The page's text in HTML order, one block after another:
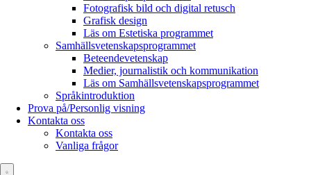
Fotografisk bild och digital retusch
Grafisk design
Läs om Estetiska programmet
Samhällsvetenskapsprogrammet
Beteendevetenskap
Medier, journalistik och kommunikation
Läs om Samhällsvetenskapsprogrammet
Språkintroduktion
Prova på/Personlig visning
Kontakta oss
Kontakta oss
Vanliga frågor